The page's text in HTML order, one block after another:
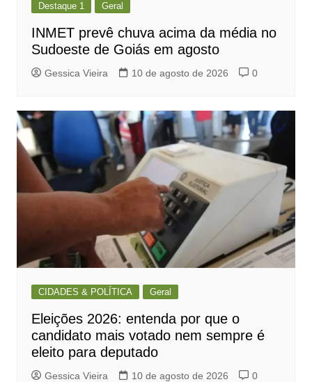
Destaque 1 Geral
INMET prevê chuva acima da média no
Sudoeste de Goiás em agosto
Gessica Vieira 10 de agosto de 2026 0
CIDADES & POLÍTICA Geral
Eleições 2026: entenda por que o
candidato mais votado nem sempre é
eleito para deputado
Gessica Vieira 10 de agosto de 2026 0